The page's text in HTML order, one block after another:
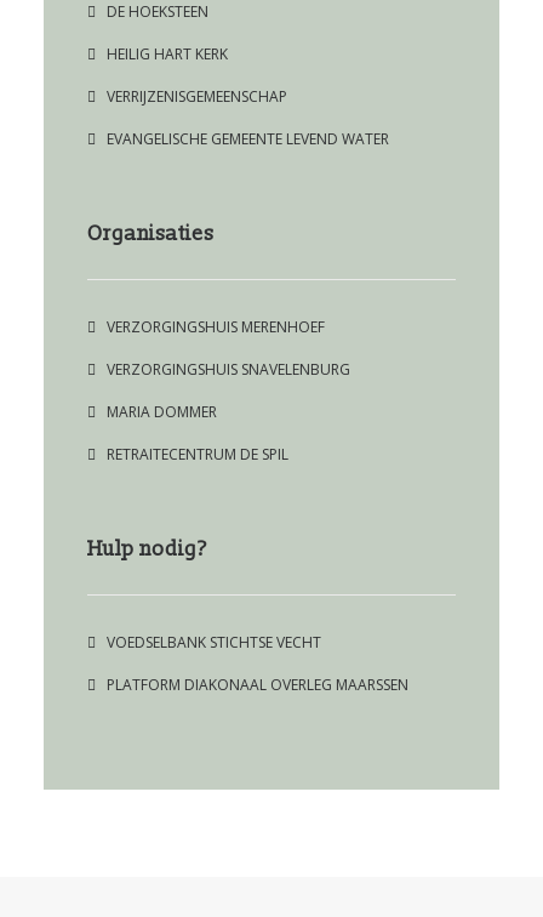
DE HOEKSTEEN
HEILIG HART KERK
VERRIJZENISGEMEENSCHAP
EVANGELISCHE GEMEENTE LEVEND WATER
Organisaties
VERZORGINGSHUIS MERENHOEF
VERZORGINGSHUIS SNAVELENBURG
MARIA DOMMER
RETRAITECENTRUM DE SPIL
Hulp nodig?
VOEDSELBANK STICHTSE VECHT
PLATFORM DIAKONAAL OVERLEG MAARSSEN